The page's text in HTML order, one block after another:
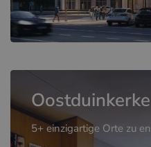
Oostduinkerke
5+ einzigartige Orte zu